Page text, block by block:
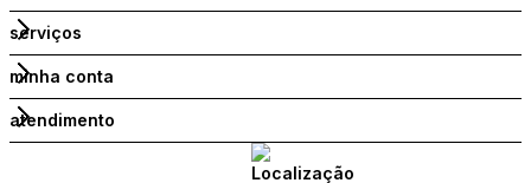
serviços
minha conta
atendimento